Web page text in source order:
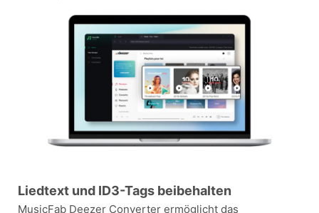
Liedtext und ID3-Tags beibehalten
MusicFab Deezer Converter ermöglicht das